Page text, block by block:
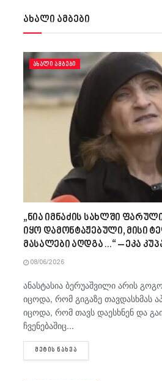
ახალი ამბები
ᲐᲮᲐᲚᲘ ᲐᲛᲑᲔᲑᲘ
„ნია იმნაძის სახლში
იყო დამონტაჟებული, მისი
მასალები აღდგა…“ – ეკა
08/06/2026
ანასტასია ბერუაშვილი არის
იცოდა, რომ გიგაზე თავდასხმას
იცოდა, რომ თავს დაესხნენ და
ჩვენებაშიც...
ᲛᲔᲢᲘᲡ ᲜᲐᲮᲕᲐ